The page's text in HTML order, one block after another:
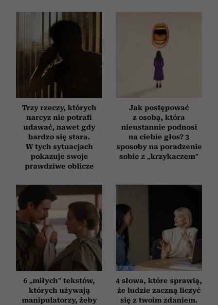
Trzy rzeczy, których
narcyz nie potrafi
udawać, nawet gdy
bardzo się stara.
W tych sytuacjach
pokazuje swoje
prawdziwe oblicze
Jak postępować
z osobą, która
nieustannie podnosi
na ciebie głos? 3
sposoby na poradzenie
sobie z „krzykaczem”
6 „miłych” tekstów,
których używają
manipulatorzy, żeby
4 słowa, które sprawią,
że ludzie zaczną liczyć
się z twoim zdaniem.